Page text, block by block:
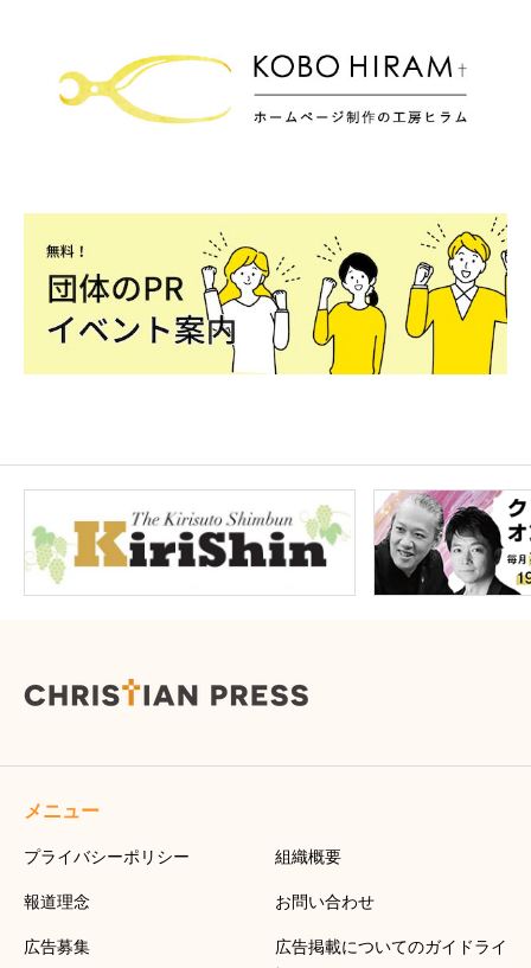
メニュー
プライバシーポリシー 組織概要
報道理念 お問い合わせ
広告募集
広告掲載についてのガイドライ